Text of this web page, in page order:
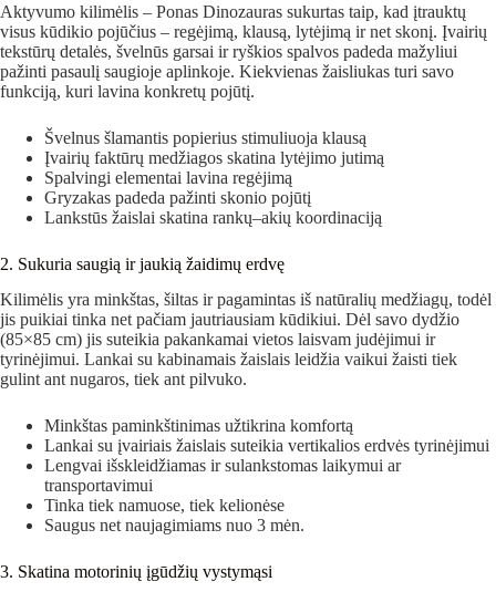
Aktyvumo kilimėlis – Ponas Dinozauras sukurtas taip, kad įtrauktų
visus kūdikio pojūčius – regėjimą, klausą, lytėjimą ir net skonį. Įvairių
tekstūrų detalės, švelnūs garsai ir ryškios spalvos padeda mažyliui
pažinti pasaulį saugioje aplinkoje. Kiekvienas žaisliukas turi savo
funkciją, kuri lavina konkretų pojūtį.
Švelnus šlamantis popierius stimuliuoja klausą
Įvairių faktūrų medžiagos skatina lytėjimo jutimą
Spalvingi elementai lavina regėjimą
Gryzakas padeda pažinti skonio pojūtį
Lankstūs žaislai skatina rankų–akių koordinaciją
2. Sukuria saugią ir jaukią žaidimų erdvę
Kilimėlis yra minkštas, šiltas ir pagamintas iš natūralių medžiagų, todėl
jis puikiai tinka net pačiam jautriausiam kūdikiui. Dėl savo dydžio
(85×85 cm) jis suteikia pakankamai vietos laisvam judėjimui ir
tyrinėjimui. Lankai su kabinamais žaislais leidžia vaikui žaisti tiek
gulint ant nugaros, tiek ant pilvuko.
Minkštas paminkštinimas užtikrina komfortą
Lankai su įvairiais žaislais suteikia vertikalios erdvės tyrinėjimui
Lengvai išskleidžiamas ir sulankstomas laikymui ar
transportavimui
Tinka tiek namuose, tiek kelionėse
Saugus net naujagimiams nuo 3 mėn.
3. Skatina motorinių įgūdžių vystymąsi